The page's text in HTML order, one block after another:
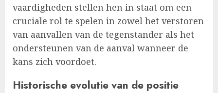
vaardigheden stellen hen in staat om een
cruciale rol te spelen in zowel het verstoren
van aanvallen van de tegenstander als het
ondersteunen van de aanval wanneer de
kans zich voordoet.
Historische evolutie van de positie